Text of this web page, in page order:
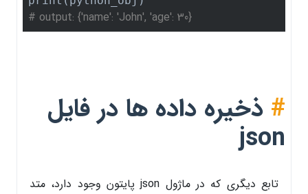
# output: {'name': 'John', 'age': 30}
# ذخیره داده ها در فایل
json
تابع دیگری که در ماژول json پایتون وجود دارد، متد